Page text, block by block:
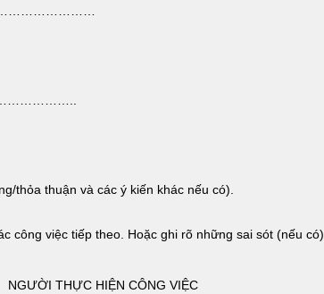
thỏa thuận và các ý kiến khác nếu có).
công việc tiếp theo. Hoặc ghi rõ những sai sót (nếu có)
NGƯỜI THỰC HIỆN CÔNG VIỆC